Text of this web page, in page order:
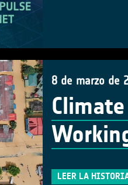
8 de marzo de
LEER LA